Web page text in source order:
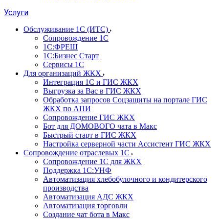
Услуги
Обслуживание 1С (ИТС)
Сопровождение 1С
1С:ФРЕШ
1С:Бизнес Старт
Сервисы 1С
Для организаций ЖКХ
Интеграция 1С и ГИС ЖКХ
Выгрузка за Вас в ГИС ЖКХ
Обработка запросов Соцзащиты на портале ГИС
ЖКХ по АПИ
Сопровождение ГИС ЖКХ
Бот для ДОМОВОГО чата в Макс
Быстрый старт в ГИС ЖКХ
Настройка серверной части Ассистент ГИС ЖКХ
Сопровождение отраслевых 1С
Сопровождение 1С для ЖКХ
Поддержка 1С:УНФ
Автоматизация хлебобулочного и кондитерского
производства
Автоматизация АДС ЖКХ
Автоматизация торговли
Создание чат бота в Макс